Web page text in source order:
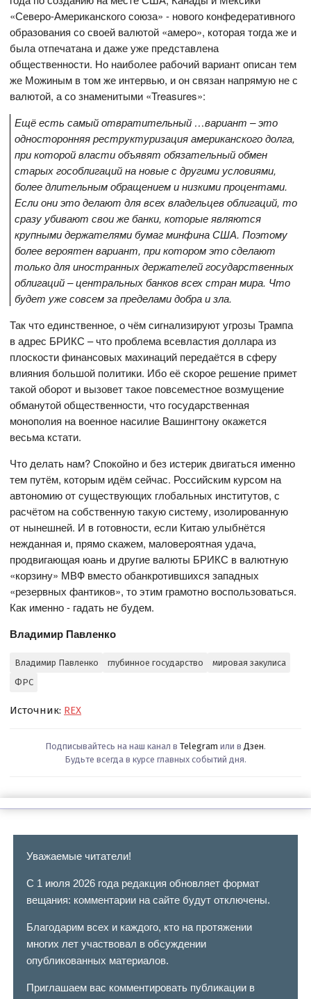
«Северо-Американского союза» - нового конфедеративного
образования со своей валютой «амеро», которая тогда же и
была отпечатана и даже уже представлена
общественности. Но наиболее рабочий вариант описан тем
же Можиным в том же интервью, и он связан напрямую не с
валютой, а со знаменитыми «Treasures»:
Ещё есть самый отвратительный …вариант – это
односторонняя реструктуризация американского долга,
при которой власти объявят обязательный обмен
старых гособлигаций на новые с другими условиями,
более длительным обращением и низкими процентами.
Если они это делают для всех владельцев облигаций, то
сразу убивают свои же банки, которые являются
крупными держателями бумаг минфина США. Поэтому
более вероятен вариант, при котором это сделают
только для иностранных держателей государственных
облигаций – центральных банков всех стран мира. Что
будет уже совсем за пределами добра и зла.
Так что единственное, о чём сигнализируют угрозы Трампа
в адрес БРИКС – что проблема всевластия доллара из
плоскости финансовых махинаций передаётся в сферу
влияния большой политики. Ибо её скорое решение примет
такой оборот и вызовет такое повсеместное возмущение
обманутой общественности, что государственная
монополия на военное насилие Вашингтону окажется
весьма кстати.
Что делать нам? Спокойно и без истерик двигаться именно
тем путём, которым идём сейчас. Российским курсом на
автономию от существующих глобальных институтов, с
расчётом на собственную такую систему, изолированную
от нынешней. И в готовности, если Китаю улыбнётся
нежданная и, прямо скажем, маловероятная удача,
продвигающая юань и другие валюты БРИКС в валютную
«корзину» МВФ вместо обанкротившихся западных
«резервных фантиков», то этим грамотно воспользоваться.
Как именно - гадать не будем.
Владимир Павленко
Владимир Павленко глубинное государство
мировая закулиса
ФРС
Источник: REX
Подписывайтесь на наш канал в Telegram или в Дзен.
Будьте всегда в курсе главных событий дня.
Уважаемые читатели!
С 1 июля 2026 года редакция обновляет формат
вещания: комментарии на сайте будут отключены.
Благодарим всех и каждого, кто на протяжении
многих лет участвовал в обсуждении
опубликованных материалов.
Приглашаем вас комментировать публикации в